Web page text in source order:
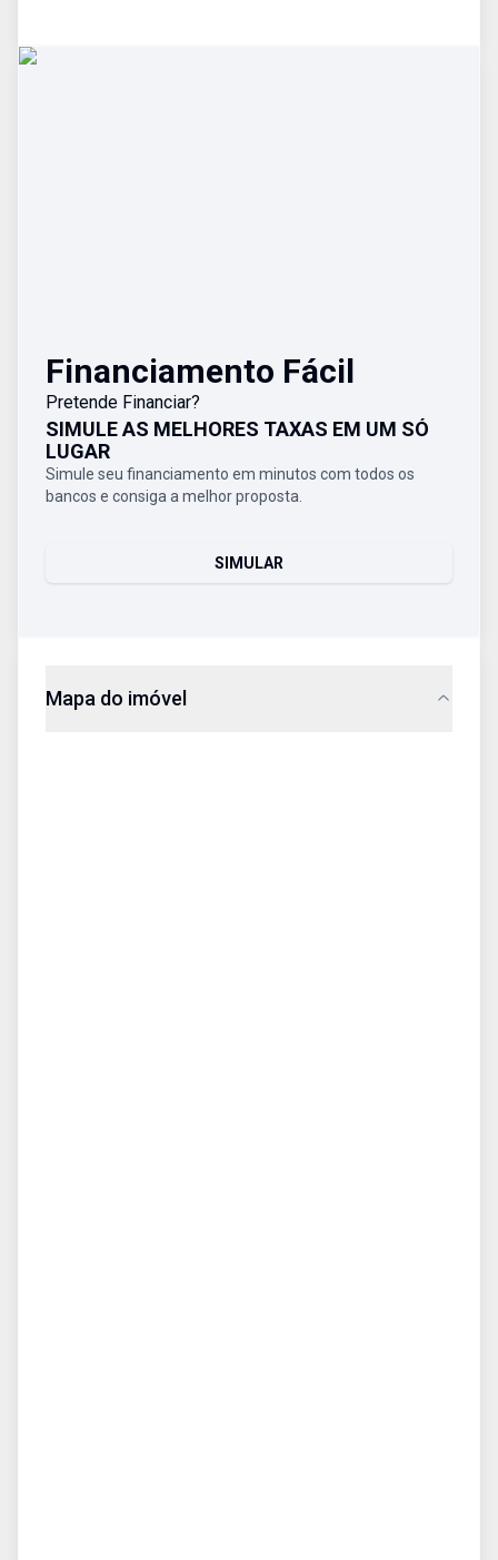
Financiamento Fácil
Pretende Financiar?
SIMULE AS MELHORES TAXAS EM UM SÓ
LUGAR
Simule seu financiamento em minutos com todos os
bancos e consiga a melhor proposta.
SIMULAR
Mapa do imóvel